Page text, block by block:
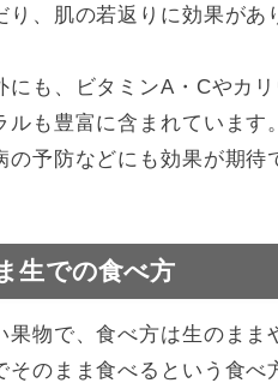
、肌の若返りに効果があ
も、ビタミンA・Cやカ
ルも豊富に含まれていま
の予防などにも効果が期待
生での食べ方
果物で、食べ方は生のま
そのまま食べるという食